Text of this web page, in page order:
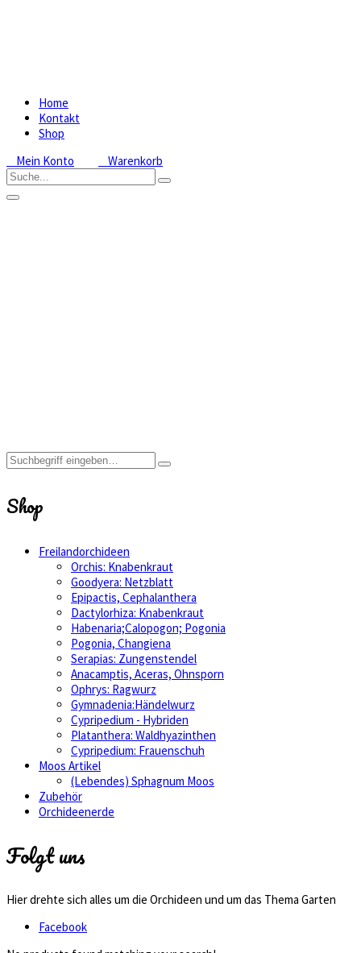
Home
Kontakt
Shop
Mein Konto
Warenkorb
Shop
Freilandorchideen
Orchis: Knabenkraut
Goodyera: Netzblatt
Epipactis, Cephalanthera
Dactylorhiza: Knabenkraut
Habenaria;Calopogon; Pogonia
Pogonia, Changiena
Serapias: Zungenstendel
Anacamptis, Aceras, Ohnsporn
Ophrys: Ragwurz
Gymnadenia:Händelwurz
Cypripedium - Hybriden
Platanthera: Waldhyazinthen
Cypripedium: Frauenschuh
Moos Artikel
(Lebendes) Sphagnum Moos
Zubehör
Orchideenerde
Folgt uns
Hier drehte sich alles um die Orchideen und um das Thema Garten
Facebook